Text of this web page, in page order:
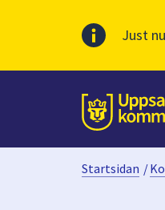
Just
Till
Startsidan /